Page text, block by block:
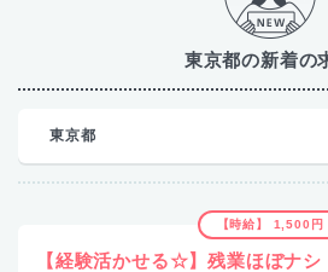
東京都の新着の
東京都
【時給】 1,500円
【経験活かせる☆】残業ほぼナシ